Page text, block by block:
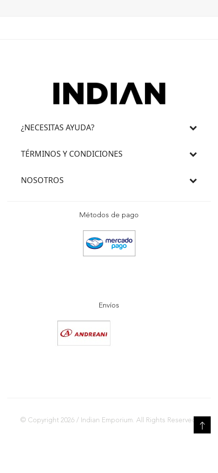
¿NECESITAS AYUDA?
TÉRMINOS Y CONDICIONES
NOSOTROS
Métodos de pago
Envíos
© Copyright 2026 / Indian Emporium. All Rights Reserved.